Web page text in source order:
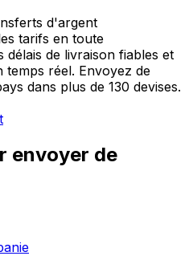
d'argent
tarifs en toute
de livraison fiables et
réel. Envoyez de
dans plus de 130 devises.
envoyer de